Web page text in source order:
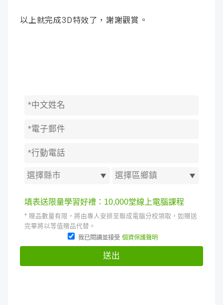
以上就完成3D特效了，謝謝觀賞。